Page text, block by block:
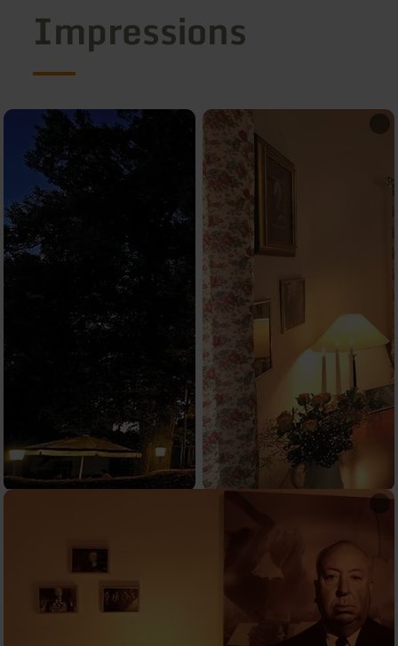
Impressions